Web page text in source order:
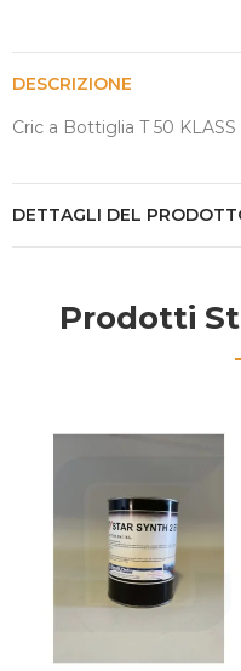
DESCRIZIONE
Cric a Bottiglia T 50
DETTAGLI DEL
Prodotti